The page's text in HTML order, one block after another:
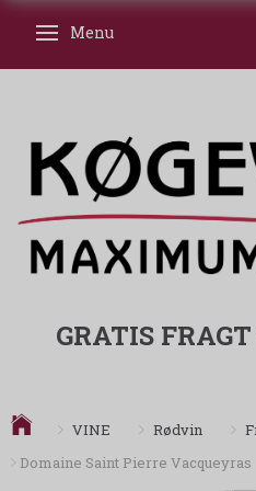
Skifte navigation
Menu
GRATIS
VINE Rødvin
Domaine Saint Pierre Vacqueyras